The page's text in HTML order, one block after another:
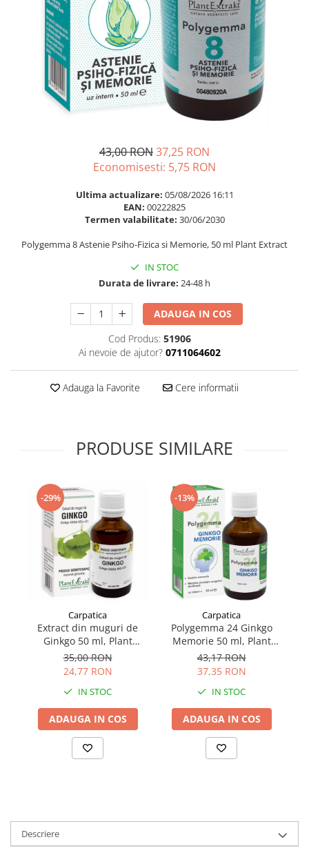
Omega 3
Par si unghii
Probiotice si prebiotice
Prostata
Sanatate urinara
Slabire si control greutate
Somn stres si anxietate
Supliment Calciu
Supliment Complexe
Supliment Vitamina B
Supliment Vitamina C
Supliment Vitamina D3
Supliment Vitamina E
Tincturi si Gemoderivate
Ingrijire par
Balsam masca si tratament
Produse cu SPF Pentru Fata
Repelenti insecte
43,00 RON37,25 RON
Economisesti: 5,75 RON
Ultima actualizare: 05/08/2026 16:11
EAN: 00222825
Termen valabilitate: 30/06/2030
Polygemma 8 Astenie Psiho-Fizica si Memorie, 50 ml Plant Extract
IN STOC
Durata de livrare: 24-48 h
ADAUGA IN COS
Cod Produs: 51906
Ai nevoie de ajutor? 0711064602
Adauga la Favorite Cere informatii
PRODUSE SIMILARE
-29%
Carpatica
Extract din muguri de
Ginkgo 50 ml, Plant
Extract
35,00 RON
24,77 RON
IN STOC
ADAUGA IN COS
-13%
Carpatica
Polygemma 24 Ginkgo
Memorie 50 ml, Plant
Extract
43,17 RON
37,35 RON
IN STOC
ADAUGA IN COS
Descriere